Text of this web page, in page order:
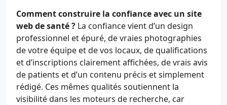
Comment construire la confiance avec un site
web de santé ? La confiance vient d’un design
professionnel et épuré, de vraies photographies
de votre équipe et de vos locaux, de qualifications
et d’inscriptions clairement affichées, de vrais avis
de patients et d’un contenu précis et simplement
rédigé. Ces mêmes qualités soutiennent la
visibilité dans les moteurs de recherche, car